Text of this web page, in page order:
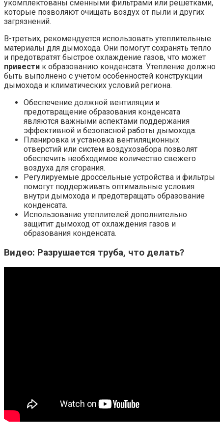
укомплектованы сменными фильтрами или решетками,
которые позволяют очищать воздух от пыли и других
загрязнений.
В-третьих, рекомендуется использовать утеплительные
материалы для дымохода. Они помогут сохранять тепло
и предотвратят быстрое охлаждение газов, что может
привести к образованию конденсата. Утепление должно
быть выполнено с учетом особенностей конструкции
дымохода и климатических условий региона.
Обеспечение должной вентиляции и
предотвращение образования конденсата
являются важными аспектами поддержания
эффективной и безопасной работы дымохода.
Планировка и установка вентиляционных
отверстий или систем воздухозабора позволят
обеспечить необходимое количество свежего
воздуха для сгорания.
Регулируемые дроссельные устройства и фильтры
помогут поддерживать оптимальные условия
внутри дымохода и предотвращать образование
конденсата.
Использование утеплителей дополнительно
защитит дымоход от охлаждения газов и
образования конденсата.
Видео: Разрушается труба, что делать?